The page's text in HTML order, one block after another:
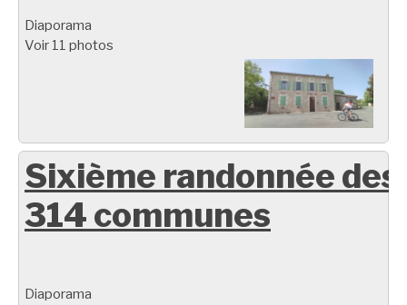
Diaporama
Voir 11 photos
Sixième randonnée des
314 communes
Diaporama